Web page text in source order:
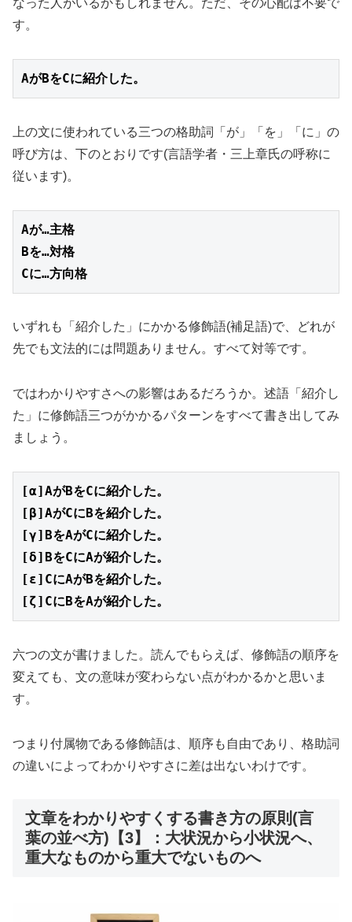
なった人がいるかもしれません。ただ、その心配は不要で
す。
AがBをCに紹介した。
上の文に使われている三つの格助詞「が」「を」「に」の
呼び方は、下のとおりです(言語学者・三上章氏の呼称に
従います)。
Aが…主格
Bを…対格
Cに…方向格
いずれも「紹介した」にかかる修飾語(補足語)で、どれが
先でも文法的には問題ありません。すべて対等です。
ではわかりやすさへの影響はあるだろうか。述語「紹介し
た」に修飾語三つがかかるパターンをすべて書き出してみ
ましょう。
[α]AがBをCに紹介した。
[β]AがCにBを紹介した。
[γ]BをAがCに紹介した。
[δ]BをCにAが紹介した。
[ε]CにAがBを紹介した。
[ζ]CにBをAが紹介した。
六つの文が書けました。読んでもらえば、修飾語の順序を
変えても、文の意味が変わらない点がわかるかと思いま
す。
つまり付属物である修飾語は、順序も自由であり、格助詞
の違いによってわかりやすさに差は出ないわけです。
文章をわかりやすくする書き方の原則(言
葉の並べ方)【3】：大状況から小状況へ、
重大なものから重大でないものへ